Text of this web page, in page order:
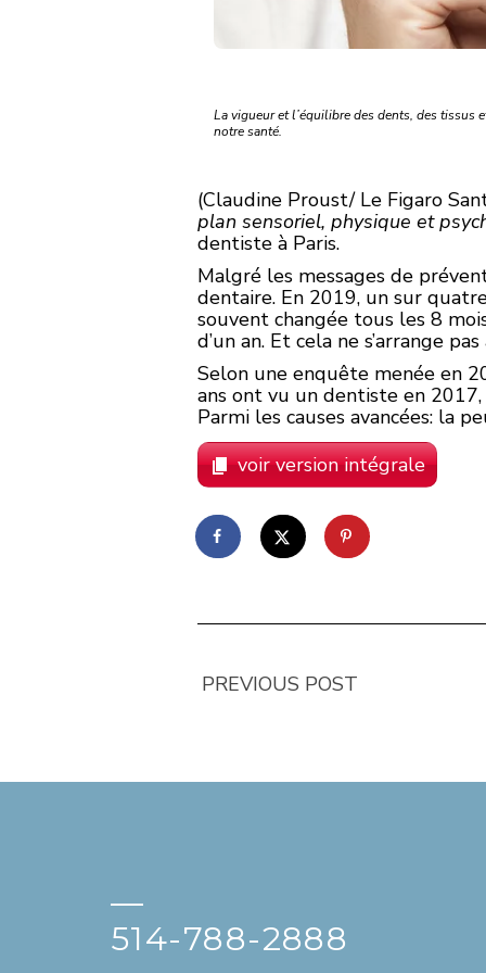
La vigueur et l’équilibre des dents, des
notre santé.
(Claudine Proust/ Le Figaro
plan sensoriel, physique et
dentiste à Paris.
Malgré les messages de
dentaire. En 2019, un sur
souvent changée tous les 8
d’un an. Et cela ne s’arrange pas
Selon une enquête menée en
ans ont vu un dentiste en
Parmi les causes avancées: la
voir version intégrale
PREVIOUS POST
—
514-788-2888